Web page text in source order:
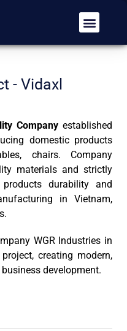
- Vidaxl
Company established
domestic products
chairs. Company
materials and strictly
durability and
in Vietnam,
WGR Industries in
creating modern,
development.